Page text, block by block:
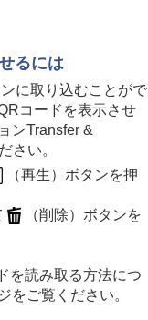
るには
に取り込むことがで
コードを表示させ
ンTransfer &
さい。
（再生）ボタンを押
（削除）ボタンを
を読み取る方法につ
をご覧ください。